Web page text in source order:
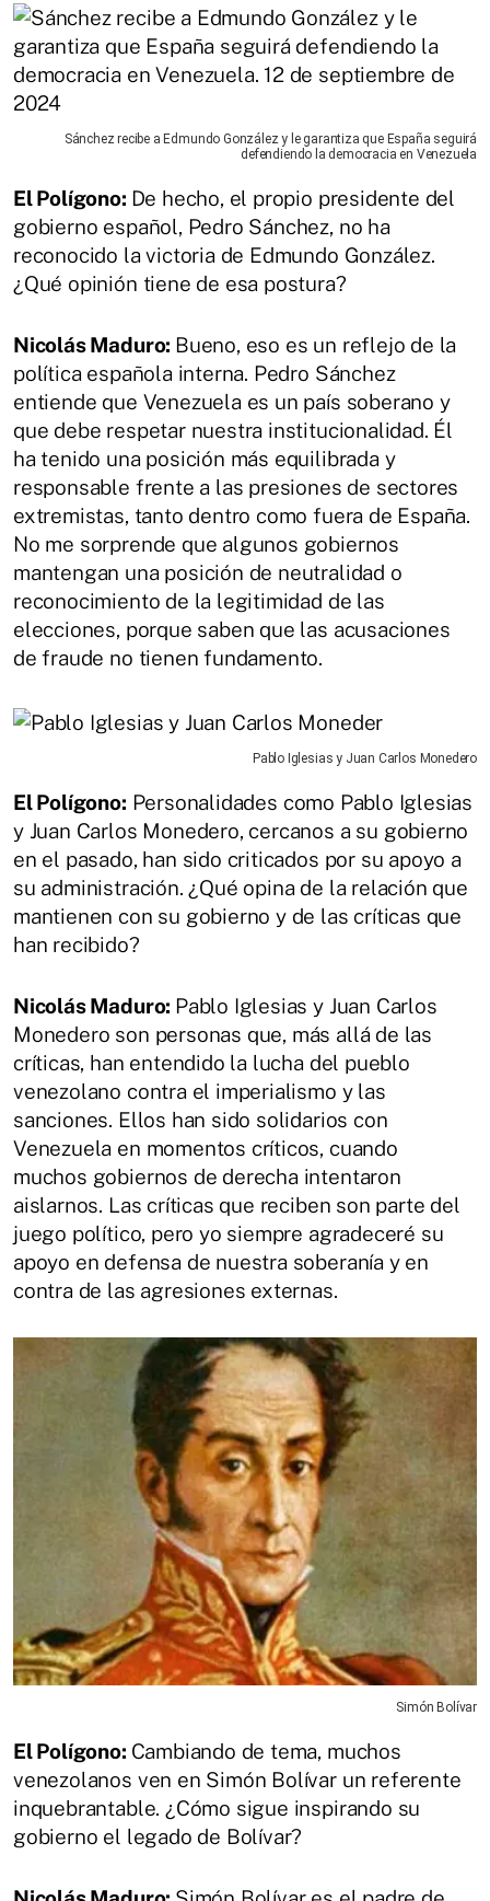
Sánchez recibe a Edmundo González y le garantiza que España seguirá
defendiendo la democracia en Venezuela
El Polígono: De hecho, el propio presidente del
gobierno español, Pedro Sánchez, no ha
reconocido la victoria de Edmundo González.
¿Qué opinión tiene de esa postura?
Nicolás Maduro: Bueno, eso es un reflejo de la
política española interna. Pedro Sánchez
entiende que Venezuela es un país soberano y
que debe respetar nuestra institucionalidad. Él
ha tenido una posición más equilibrada y
responsable frente a las presiones de sectores
extremistas, tanto dentro como fuera de España.
No me sorprende que algunos gobiernos
mantengan una posición de neutralidad o
reconocimiento de la legitimidad de las
elecciones, porque saben que las acusaciones
de fraude no tienen fundamento.
Pablo Iglesias y Juan Carlos Monedero
El Polígono: Personalidades como Pablo Iglesias
y Juan Carlos Monedero, cercanos a su gobierno
en el pasado, han sido criticados por su apoyo a
su administración. ¿Qué opina de la relación que
mantienen con su gobierno y de las críticas que
han recibido?
Nicolás Maduro: Pablo Iglesias y Juan Carlos
Monedero son personas que, más allá de las
críticas, han entendido la lucha del pueblo
venezolano contra el imperialismo y las
sanciones. Ellos han sido solidarios con
Venezuela en momentos críticos, cuando
muchos gobiernos de derecha intentaron
aislarnos. Las críticas que reciben son parte del
juego político, pero yo siempre agradeceré su
apoyo en defensa de nuestra soberanía y en
contra de las agresiones externas.
Simón Bolívar
El Polígono: Cambiando de tema, muchos
venezolanos ven en Simón Bolívar un referente
inquebrantable. ¿Cómo sigue inspirando su
gobierno el legado de Bolívar?